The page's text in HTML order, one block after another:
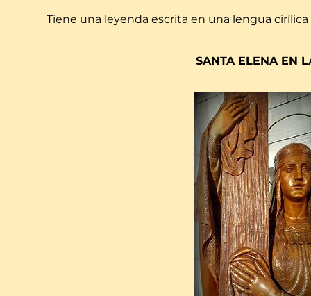
Tiene una leyenda escrita en una lengua cirílica
SANTA ELENA EN